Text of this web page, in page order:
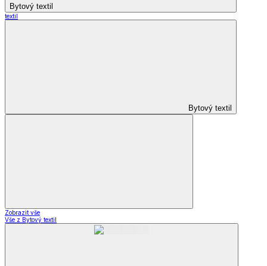
Bytový textil
textil
Bytový textil
Zobrazit vše
Vše z Bytový textil